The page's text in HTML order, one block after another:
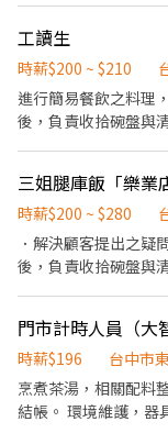
取店鋪可能存在差異
為主，即應徵店鋪與
地，以及主管面談協
異】 ☆☆☆阿爾法戰隊熱血招募中！☆☆☆ ★★北中南全面展店，
的理念，喜歡與人互
充滿熱誠，客人臉上
成為我們的夥伴！ 【薪資待遇】 時薪 230 元，穩穩入袋。 每個月
只要上滿 100 小時
接加碼 3,000 元！ 工
也是我們在乎的事。 【你會做什麼？】 ◆ 外場－餐飲服務生 基本
工作： 迎接客人、帶
反應 5. 主管交辦事項
菜、處理根莖類食材
桑品牌） 協助出餐（
工讀生
時薪$200 ~ $210
進行簡易餐飲之料理
後，負責收拾碗盤與
三姐腿庫飯「樂業
時薪$200 ~ $280
．解決顧客提出之疑
後，負責收拾碗盤與
不同餐點所需要的食
盤、打包外帶服務。
門市計時人員（大
時薪$196
台中市
烹煮茶湯，相關配料
結帳。 環境維護，器